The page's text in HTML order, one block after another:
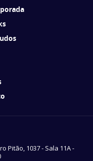
Pitão, 1037 - Sala 11A -